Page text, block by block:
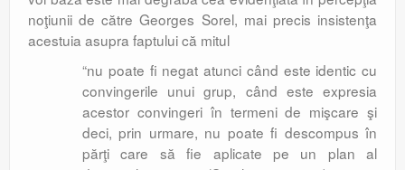
noţiunii de către Georges Sorel, mai precis insistenţa
acestuia asupra faptului că mitul
“nu poate fi negat atunci când este identic cu
convingerile unui grup, când este expresia
acestor convingeri în termeni de mişcare şi
deci, prin urmare, nu poate fi descompus în
părţi care să fie aplicate pe un plan al